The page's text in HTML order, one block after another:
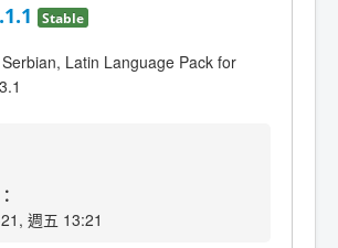
Stable
Latin Language Pack for
週五 13:21